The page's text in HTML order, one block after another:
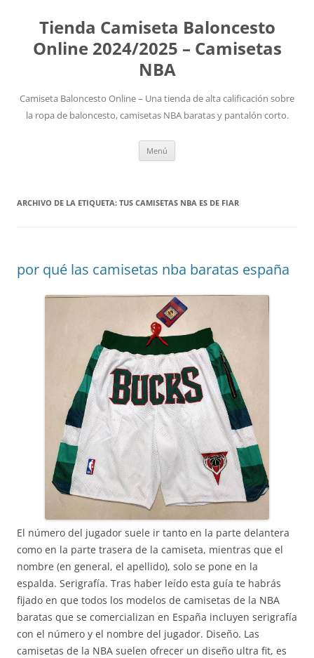
Tienda Camiseta Baloncesto
Online 2024/2025 – Camisetas
NBA
Camiseta Baloncesto Online – Una tienda de alta calificación sobre
la ropa de baloncesto, camisetas NBA baratas y pantalón corto.
Menú
ARCHIVO DE LA ETIQUETA: TUS CAMISETAS NBA ES DE FIAR
por qué las camisetas nba baratas españa
El número del jugador suele ir tanto en la parte delantera
como en la parte trasera de la camiseta, mientras que el
nombre (en general, el apellido), solo se pone en la
espalda. Serigrafía. Tras haber leído esta guía te habrás
fijado en que todos los modelos de camisetas de la NBA
baratas que se comercializan en España incluyen serigrafía
con el número y el nombre del jugador. Diseño. Las
camisetas de la NBA suelen ofrecer un diseño ultra fit, es